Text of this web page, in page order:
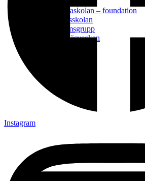
Lärjungaskolan – foundation
Söndagsskolan
Ungdomsgrupp
Björkenäsveckan
Instagram